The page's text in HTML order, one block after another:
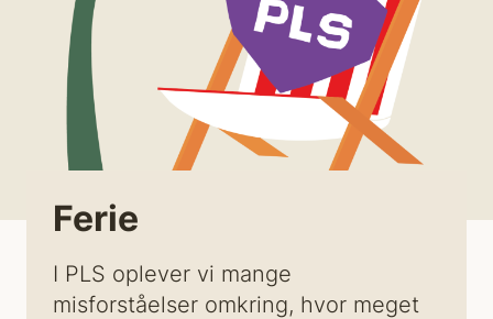
Ferie
I PLS oplever vi mange
misforståelser omkring, hvor meget